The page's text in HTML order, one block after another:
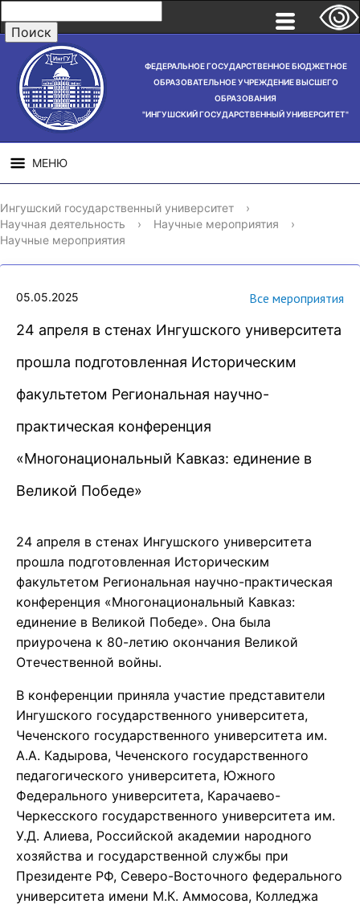
ФЕДЕРАЛЬНОЕ ГОСУДАРСТВЕННОЕ БЮДЖЕТНОЕ
ОБРАЗОВАТЕЛЬНОЕ УЧРЕЖДЕНИЕ ВЫСШЕГО
ОБРАЗОВАНИЯ
"ИНГУШСКИЙ ГОСУДАРСТВЕННЫЙ УНИВЕРСИТЕТ"
МЕНЮ
СВЕДЕНИЯ ОБ
ОБРАЗОВАТЕЛЬНОЙ
ОРГАНИЗАЦИИ
НАУЧНАЯ
ДЕЯТЕЛЬНОСТЬ
Ингушский государственный университет
›
Научная деятельность
› Научные мероприятия
›
Научные мероприятия
05.05.2025 Все мероприятия
24 апреля в стенах Ингушского университета
прошла подготовленная Историческим
факультетом Региональная научно-
практическая конференция
«Многонациональный Кавказ: единение в
Великой Победе»
24 апреля в стенах Ингушского университета
прошла подготовленная Историческим
факультетом Региональная научно-практическая
конференция «Многонациональный Кавказ:
единение в Великой Победе». Она была
приурочена к 80-летию окончания Великой
Отечественной войны.
В конференции приняла участие представители
Ингушского государственного университета,
Чеченского государственного университета им.
А.А. Кадырова, Чеченского государственного
педагогического университета, Южного
Федерального университета, Карачаево-
Черкесского государственного университета им.
У.Д. Алиева, Российской академии народного
хозяйства и государственной службы при
Президенте РФ, Северо-Восточного федерального
университета имени М.К. Аммосова, Колледжа